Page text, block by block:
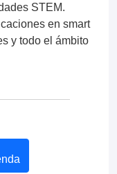
STEM.
en smart
y todo el ámbito